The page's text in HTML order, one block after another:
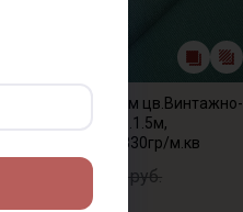
Джинс с ворсом цв.Винтажно-
изумрудный, ш.1.5м,
хлопок-100%, 330гр/м.кв
850 руб.